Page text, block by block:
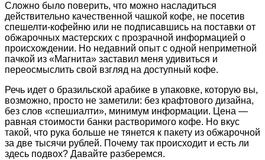
Сложно было поверить, что можно насладиться
действительно качественной чашкой кофе, не посетив
спешелти-кофейню или не подписавшись на поставки от
обжарочных мастерских с прозрачной информацией о
происхождении. Но недавний опыт с одной неприметной
пачкой из «Магнита» заставил меня удивиться и
переосмыслить свой взгляд на доступный кофе.
Речь идет о бразильской арабике в упаковке, которую вы,
возможно, просто не заметили: без крафтового дизайна,
без слов «спешиалти», минимум информации. Цена —
равная стоимости банки растворимого кофе. Но вкус
такой, что рука больше не тянется к пакету из обжарочной
за две тысячи рублей. Почему так происходит и есть ли
здесь подвох? Давайте разберемся.